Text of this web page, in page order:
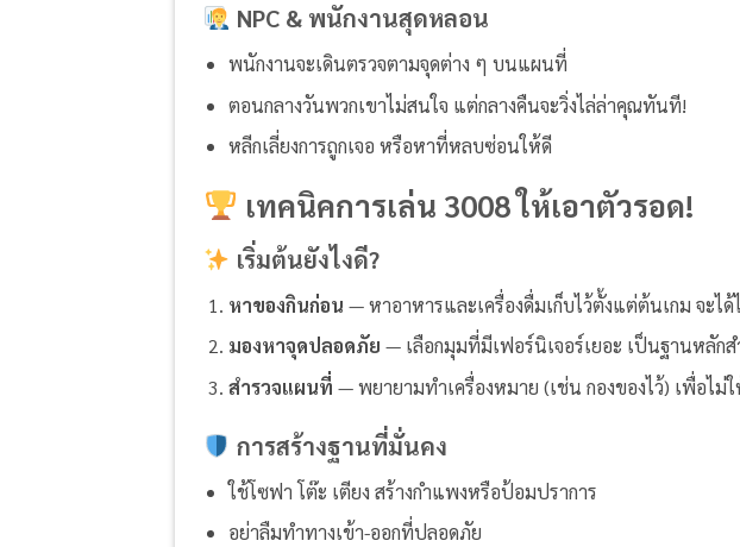
NPC & พนักงานสุดหลอน
พนักงานจะเดินตรวจตามจุดต่าง ๆ บนแผนที่
ตอนกลางวันพวกเขาไม่สนใจ แต่กลางคืนจะวิ่งไล่ล่าคุณทันที!
หลีกเลี่ยงการถูกเจอ หรือหาที่หลบซ่อนให้ดี
เทคนิคการเล่น 3008 ให้เอาตัวรอด!
เริ่มต้นยังไงดี?
หาของกินก่อน — หาอาหารและเครื่องดื่มเก็บไว้ตั้งแต่ต้นเกม จะได้
มองหาจุดปลอดภัย — เลือกมุมที่มีเฟอร์นิเจอร์เยอะ เป็นฐานหลัก
สำรวจแผนที่ — พยายามทำเครื่องหมาย (เช่น กองของไว้) เพื่อไม่
การสร้างฐานที่มั่นคง
ใช้โซฟา โต๊ะ เตียง สร้างกำแพงหรือป้อมปราการ
อย่าลืมทำทางเข้า-ออกที่ปลอดภัย